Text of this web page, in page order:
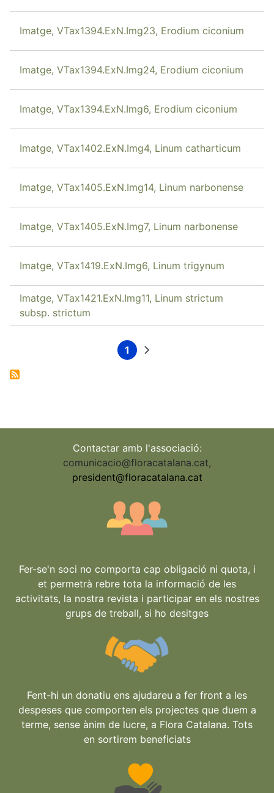
Imatge, VTax1394.ExN.Img23, Erodium ciconium
Imatge, VTax1394.ExN.Img24, Erodium ciconium
Imatge, VTax1394.ExN.Img6, Erodium ciconium
Imatge, VTax1402.ExN.Img4, Linum catharticum
Imatge, VTax1405.ExN.Img14, Linum narbonense
Imatge, VTax1405.ExN.Img7, Linum narbonense
Imatge, VTax1419.ExN.Img6, Linum trigynum
Imatge, VTax1421.ExN.Img11, Linum strictum
subsp. strictum
Current
1
Next
Contactar amb l'associació:
comunicacio@floracatalana.cat,
president@floracatalana.cat
Fer-se'n soci no comporta cap obligació ni quota, i
et permetrà rebre tota la informació de les
activitats, la nostra revista i participar en els nostres
grups de treball, si ho desitges
Fent-hi un donatiu ens ajudareu a fer front a les
despeses que comporten els projectes que duem a
terme, sense ànim de lucre, a Flora Catalana. Tots
en sortirem beneficiats